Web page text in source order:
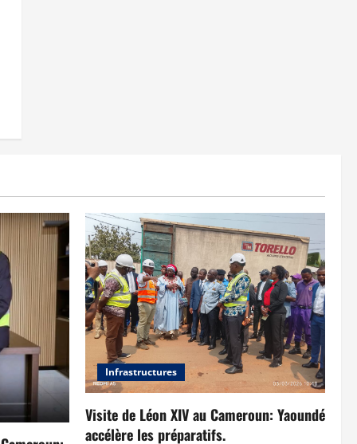
Infrastructures
Visite de Léon XIV au Cameroun: Yaoundé
accélère les préparatifs.